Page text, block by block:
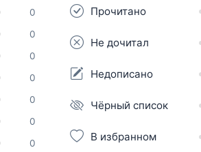
0
0
0
0
0
0
0
Прочитано
Не дочитал
Недописано
Чёрный список
В избранном